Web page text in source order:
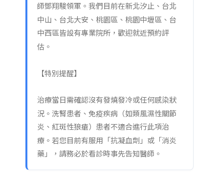
師鄧翔駿領軍。我們目前在新北汐止、台北
中山、台北大安、桃園區、桃園中壢區、台
中西區皆設有專業院所，歡迎就近預約評
估。
【特別提醒】
治療當日需確認沒有發燒發冷或任何感染狀
況。洗腎患者、免疫疾病（如類風濕性關節
炎、紅斑性狼瘡）患者不適合進行此項治
療。若您目前有服用「抗凝血劑」或「消炎
藥」，請務必於看診時事先告知醫師。